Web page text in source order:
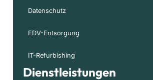
Datenschutz
EDV-Entsorgung
IT-Refurbishing
Dienstleistungen